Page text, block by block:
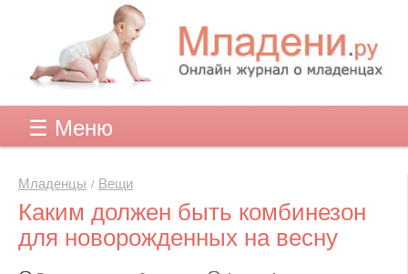
Младенцы Вещи
Каким должен быть комбинезон
для новорожденных на весну
☰ Меню